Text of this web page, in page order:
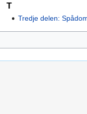
T
Tredje delen: